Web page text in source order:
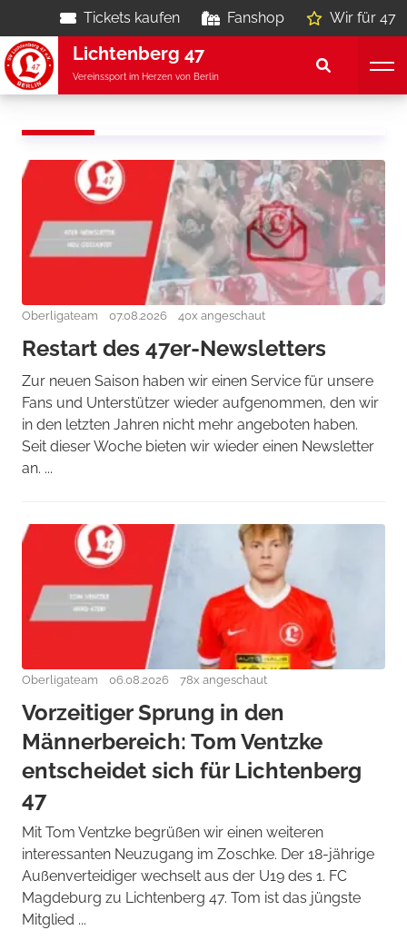
Tickets kaufen Fanshop Wir für 47
Lichtenberg 47
Vereinssport im Herzen von Berlin
Oberligateam 07.08.2026 40x angeschaut
Restart des 47er-Newsletters
Zur neuen Saison haben wir einen Service für unsere
Fans und Unterstützer wieder aufgenommen, den wir
in den letzten Jahren nicht mehr angeboten haben.
Seit dieser Woche bieten wir wieder einen Newsletter
an. ...
Oberligateam 06.08.2026 78x angeschaut
Vorzeitiger Sprung in den
Männerbereich: Tom Ventzke
entscheidet sich für Lichtenberg
47
Mit Tom Ventzke begrüßen wir einen weiteren
interessanten Neuzugang im Zoschke. Der 18-jährige
Außenverteidiger wechselt aus der U19 des 1. FC
Magdeburg zu Lichtenberg 47. Tom ist das jüngste
Mitglied ...